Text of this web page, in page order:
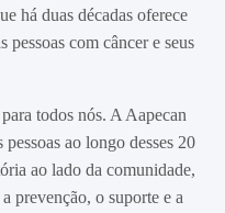
há duas décadas oferece
com câncer e seus
todos nós. A Aapecan
ao longo desses 20
ao lado da comunidade,
prevenção, o suporte e a